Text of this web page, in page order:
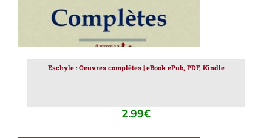
Eschyle : Oeuvres complètes | eBook ePub, PDF, Kindle
2.99€